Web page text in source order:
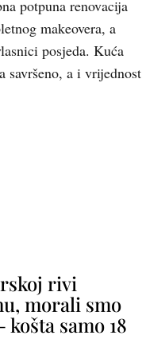
potpuna renovacija
makeovera, a
posjeda. Kuća
savršeno, a i vrijednost
rivi
morali smo
samo 18